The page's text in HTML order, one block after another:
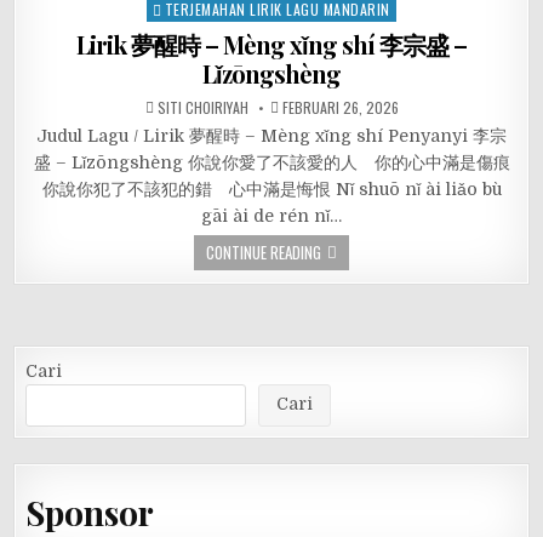
TERJEMAHAN LIRIK LAGU MANDARIN
Lirik 夢醒時 – Mèng xǐng shí 李宗盛 –
Lǐzōngshèng
SITI CHOIRIYAH FEBRUARI 26, 2026
Judul Lagu / Lirik 夢醒時 – Mèng xǐng shí Penyanyi 李宗
盛 – Lǐzōngshèng 你說你愛了不該愛的人 你的心中滿是傷痕
你說你犯了不該犯的錯 心中滿是悔恨 Nǐ shuō nǐ ài liǎo bù
gāi ài de rén nǐ…
CONTINUE READING
Cari
Cari
Sponsor